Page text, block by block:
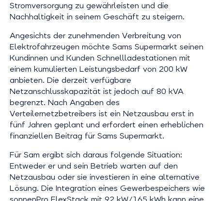
Stromversorgung zu gewährleisten und die
Nachhaltigkeit in seinem Geschäft zu steigern.
Angesichts der zunehmenden Verbreitung von
Elektrofahrzeugen möchte Sams Supermarkt seinen
Kundinnen und Kunden Schnellladestationen mit
einem kumulierten Leistungsbedarf von 200 kW
anbieten. Die derzeit verfügbare
Netzanschlusskapazität ist jedoch auf 80 kVA
begrenzt. Nach Angaben des
Verteilernetzbetreibers ist ein Netzausbau erst in
fünf Jahren geplant und erfordert einen erheblichen
finanziellen Beitrag für Sams Supermarkt.
Für Sam ergibt sich daraus folgende Situation:
Entweder er und sein Betrieb warten auf den
Netzausbau oder sie investieren in eine alternative
Lösung. Die Integration eines Gewerbespeichers wie